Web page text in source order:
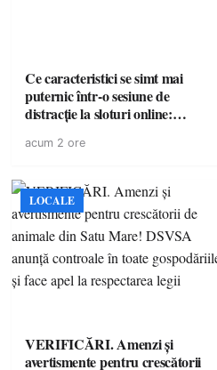
Ce caracteristici se simt mai
puternic într-o sesiune de
distracție la sloturi online:
acum 2 ore
LOCALE
VERIFICĂRI. Amenzi și
avertismente pentru crescătorii